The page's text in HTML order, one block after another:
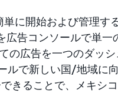
に開始および管理す
告コンソールで単一
の広告を一つのダッ
ルで新しい国/地域に
きることで、メキシ